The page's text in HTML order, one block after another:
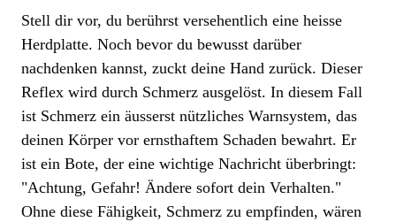
Stell dir vor, du berührst versehentlich eine heisse
Herdplatte. Noch bevor du bewusst darüber
nachdenken kannst, zuckt deine Hand zurück. Dieser
Reflex wird durch Schmerz ausgelöst. In diesem Fall
ist Schmerz ein äusserst nützliches Warnsystem, das
deinen Körper vor ernsthaftem Schaden bewahrt. Er
ist ein Bote, der eine wichtige Nachricht überbringt:
"Achtung, Gefahr! Ändere sofort dein Verhalten."
Ohne diese Fähigkeit, Schmerz zu empfinden, wären